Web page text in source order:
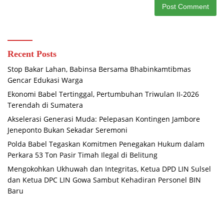
Recent Posts
Stop Bakar Lahan, Babinsa Bersama Bhabinkamtibmas
Gencar Edukasi Warga
Ekonomi Babel Tertinggal, Pertumbuhan Triwulan II-2026
Terendah di Sumatera
Akselerasi Generasi Muda: Pelepasan Kontingen Jambore
Jeneponto Bukan Sekadar Seremoni
Polda Babel Tegaskan Komitmen Penegakan Hukum dalam
Perkara 53 Ton Pasir Timah Ilegal di Belitung
Mengokohkan Ukhuwah dan Integritas, Ketua DPD LIN Sulsel
dan Ketua DPC LIN Gowa Sambut Kehadiran Personel BIN
Baru